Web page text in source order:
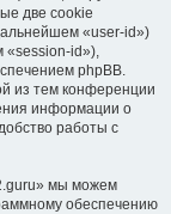
две cookie
«user-id»)
«session-id»),
phpBB.
из тем конференции
информации о
работы с
мы можем
обеспечению